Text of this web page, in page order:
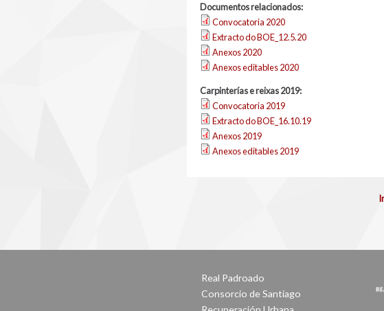
Documentos relacionados:
Convocatoria 2020
Extracto do BOE_12.5.20
Anexos 2020
Anexos editables 2020
Carpinterías e reixas 2019:
Convocatoria 2019
Extracto do BOE_16.10.19
Anexos 2019
Anexos editables 2019
Real Padroado
Consorcio de Santiago